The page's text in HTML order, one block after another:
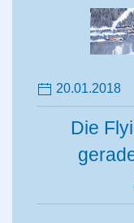
20.01.2018
Die